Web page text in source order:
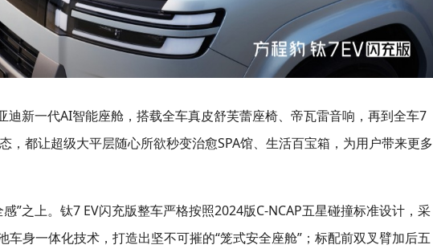
迪新一代AI智能座舱，搭载全车真皮舒芙蕾座椅、帝瓦雷音响，再到全车7
，都让超级大平层随心所欲秒变治愈SPA馆、生活百宝箱，为用户带来更多
”之上。钛7 EV闪充版整车严格按照2024版C-NCAP五星碰撞标准设计，采
车身一体化技术，打造出坚不可摧的“笼式安全座舱”；标配前双叉臂加后五